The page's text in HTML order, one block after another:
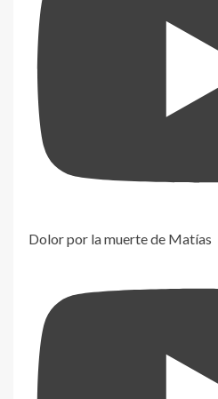
Dolor por la muerte de Matías